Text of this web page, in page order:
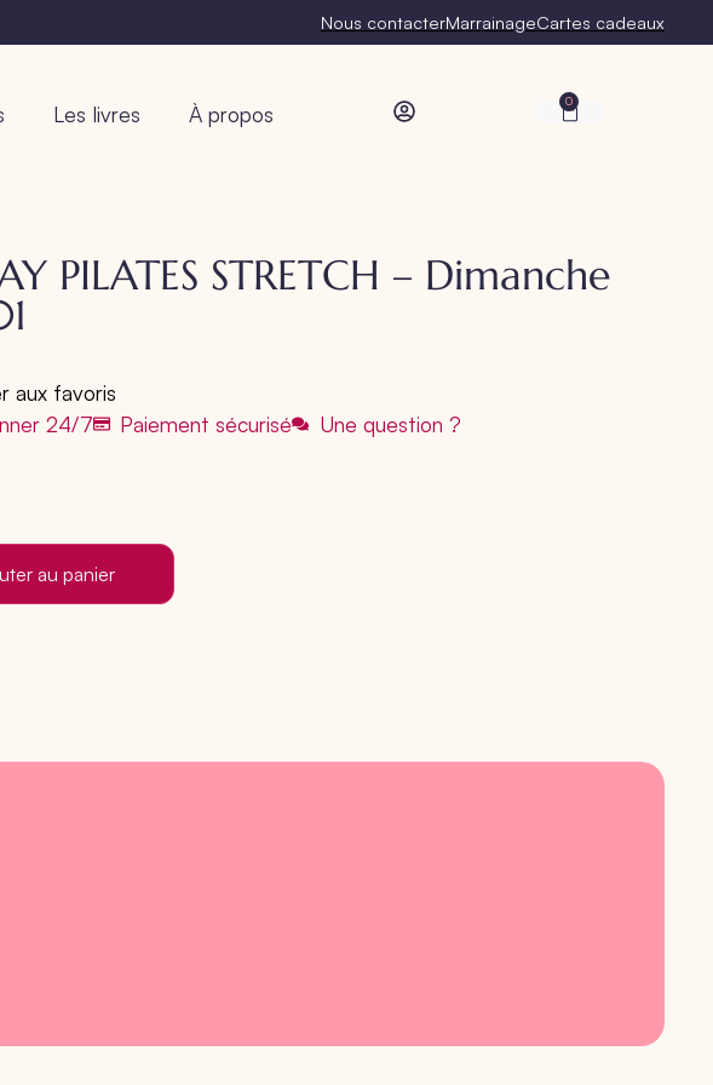
Nous contacterMarrainageCartes cadeaux
Les livres À propos 0
PILATES STRETCH – Dimanche
aux favoris
24/7
Paiement sécurisé
Une question ?
au panier